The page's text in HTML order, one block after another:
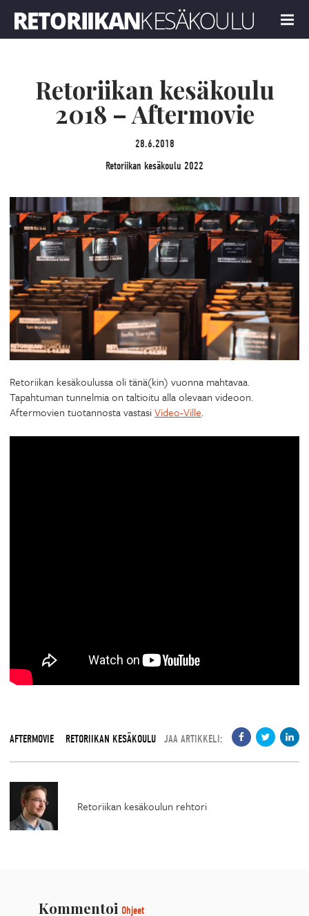
MENU
Retoriikan kesäkoulu
2018 – Aftermovie
28.6.2018
Retoriikan kesäkoulu 2022
Retoriikan kesäkoulussa oli tänä(kin) vuonna mahtavaa.
Tapahtuman tunnelmia on taltioitu alla olevaan videoon.
Aftermovien tuotannosta vastasiVideo-Ville.
AFTERMOVIE RETORIIKAN KESÄKOULU JAA ARTIKKELI:
Retoriikan kesäkoulun rehtori
Kommentoi Ohjeet